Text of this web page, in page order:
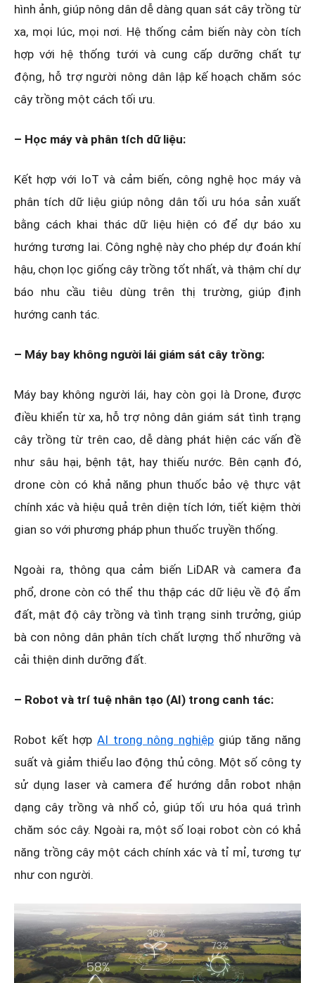
hình ảnh, giúp nông dân dễ dàng quan sát cây trồng từ
xa, mọi lúc, mọi nơi. Hệ thống cảm biến này còn tích
hợp với hệ thống tưới và cung cấp dưỡng chất tự
động, hỗ trợ người nông dân lập kế hoạch chăm sóc
cây trồng một cách tối ưu.
– Học máy và phân tích dữ liệu:
Kết hợp với IoT và cảm biến, công nghệ học máy và
phân tích dữ liệu giúp nông dân tối ưu hóa sản xuất
bằng cách khai thác dữ liệu hiện có để dự báo xu
hướng tương lai. Công nghệ này cho phép dự đoán khí
hậu, chọn lọc giống cây trồng tốt nhất, và thậm chí dự
báo nhu cầu tiêu dùng trên thị trường, giúp định
hướng canh tác.
– Máy bay không người lái giám sát cây trồng:
Máy bay không người lái, hay còn gọi là Drone, được
điều khiển từ xa, hỗ trợ nông dân giám sát tình trạng
cây trồng từ trên cao, dễ dàng phát hiện các vấn đề
như sâu hại, bệnh tật, hay thiếu nước. Bên cạnh đó,
drone còn có khả năng phun thuốc bảo vệ thực vật
chính xác và hiệu quả trên diện tích lớn, tiết kiệm thời
gian so với phương pháp phun thuốc truyền thống.
Ngoài ra, thông qua cảm biến LiDAR và camera đa
phổ, drone còn có thể thu thập các dữ liệu về độ ẩm
đất, mật độ cây trồng và tình trạng sinh trưởng, giúp
bà con nông dân phân tích chất lượng thổ nhưỡng và
cải thiện dinh dưỡng đất.
– Robot và trí tuệ nhân tạo (AI) trong canh tác:
Robot kết hợp AI trong nông nghiệp giúp tăng năng
suất và giảm thiểu lao động thủ công. Một số công ty
sử dụng laser và camera để hướng dẫn robot nhận
dạng cây trồng và nhổ cỏ, giúp tối ưu hóa quá trình
chăm sóc cây. Ngoài ra, một số loại robot còn có khả
năng trồng cây một cách chính xác và tỉ mỉ, tương tự
như con người.